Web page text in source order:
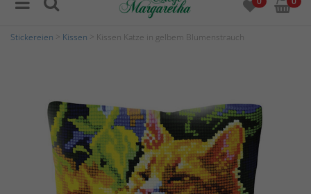
Stickereien Kissen > Kissen Katze in gelbem Blumenstrauch